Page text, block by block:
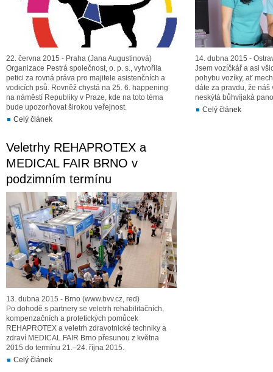
22. června 2015 - Praha (Jana Augustinová)
Organizace Pestrá společnost, o. p. s., vytvořila
petici za rovná práva pro majitele asistenčních a
vodicích psů. Rovněž chystá na 25. 6. happening
na náměstí Republiky v Praze, kde na toto téma
bude upozorňovat širokou veřejnost.
Celý článek
14. dubna 2015 -
Jsem vozíčkář a asi
pohybu vozíky, ať
dáte za pravdu, že
neskýtá bůhvíjaká
Celý článek
Veletrhy REHAPROTEX a
MEDICAL FAIR BRNO v
podzimním termínu
13. dubna 2015 - Brno (www.bvv.cz, red)
Po dohodě s partnery se veletrh rehabilitačních,
kompenzačních a protetických pomůcek
REHAPROTEX a veletrh zdravotnické techniky a
zdraví MEDICAL FAIR Brno přesunou z května
2015 do termínu 21.–24. října 2015.
Celý článek